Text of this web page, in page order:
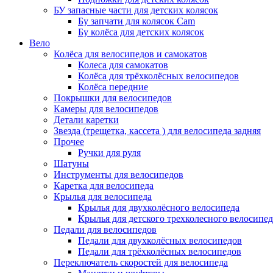
БУ запасные части для детских колясок
Бу запчати для колясок Cam
Бу колёса для детских колясок
Вело
Колёса для велосипедов и самокатов
Колеса для самокатов
Колёса для трёхколёсных велосипедов
Колёса передние
Покрышки для велосипедов
Камеры для велосипедов
Детали каретки
Звезда (трещетка, кассета ) для велосипеда задняя
Прочее
Ручки для руля
Шатуны
Инструменты для велосипедов
Каретка для велосипеда
Крылья для велосипеда
Крылья для двухколёсного велосипеда
Крылья для детского трехколесного
Педали для велосипедов
Педали для двухколёсных велосипедов
Педали для трёхколёсных велосипедов
Переключатель скоростей для велосипеда